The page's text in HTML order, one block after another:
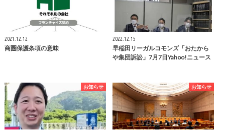
2021.12.12
商圏保護条項の意味
2022.12.15
早稲田リーガルコモンズ「おたから
や集団訴訟」7月7日Yahoo!ニュース
お知らせ お知らせ